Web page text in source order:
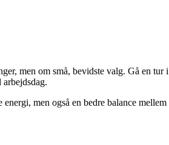
men om små, bevidste valg. Gå en
men også en bedre balance